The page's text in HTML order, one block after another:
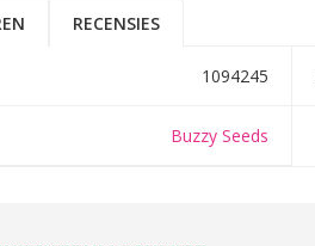
RECENSIES
1094245
Buzzy Seeds